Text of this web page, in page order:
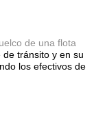
de una flota
tránsito y en su
los efectivos de